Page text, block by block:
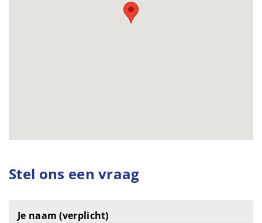
Stel ons een vraag
Je naam (verplicht)